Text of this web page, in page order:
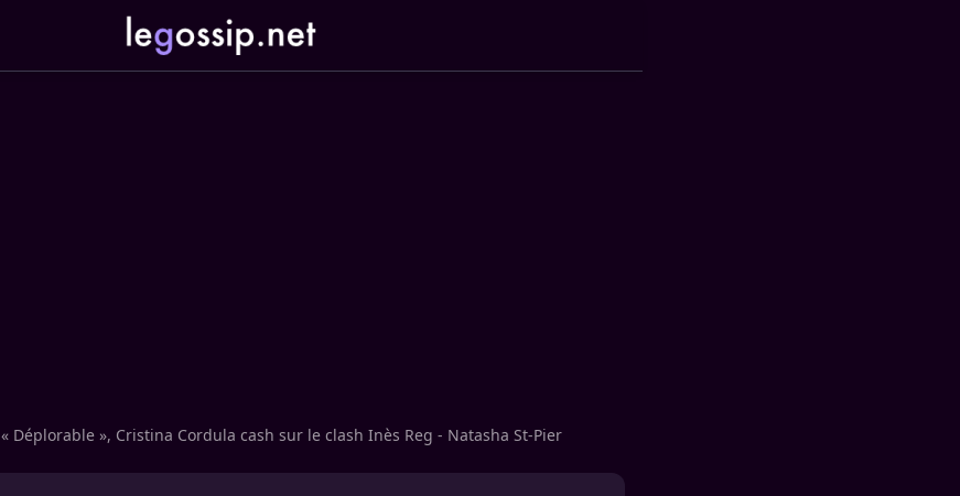
« Déplorable », Cristina Cordula cash sur le clash Inès Reg - Natasha St-Pier